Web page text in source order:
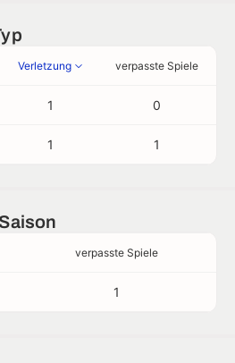
Verletzung verpasste Spiele
1 0
1 1
verpasste Spiele
1